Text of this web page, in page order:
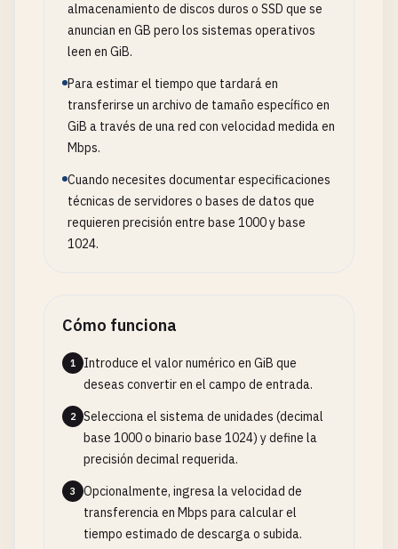
almacenamiento de discos duros o SSD que se
anuncian en GB pero los sistemas operativos
leen en GiB.
Para estimar el tiempo que tardará en
transferirse un archivo de tamaño específico en
GiB a través de una red con velocidad medida en
Mbps.
Cuando necesites documentar especificaciones
técnicas de servidores o bases de datos que
requieren precisión entre base 1000 y base
1024.
Cómo funciona
1
Introduce el valor numérico en GiB que
deseas convertir en el campo de entrada.
2
Selecciona el sistema de unidades (decimal
base 1000 o binario base 1024) y define la
precisión decimal requerida.
3
Opcionalmente, ingresa la velocidad de
transferencia en Mbps para calcular el
tiempo estimado de descarga o subida.